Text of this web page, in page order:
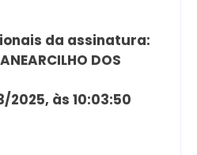
da assinatura:
DOS
2025, às 10:03:50